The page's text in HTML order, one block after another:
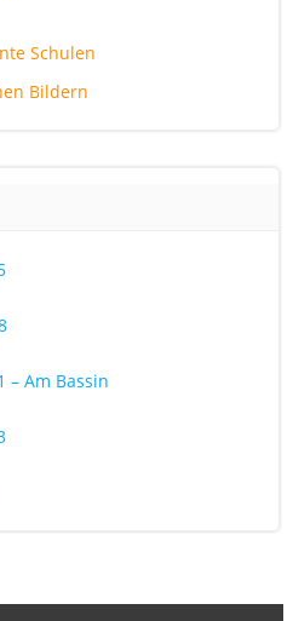
Schulen
Bildern
– Am Bassin